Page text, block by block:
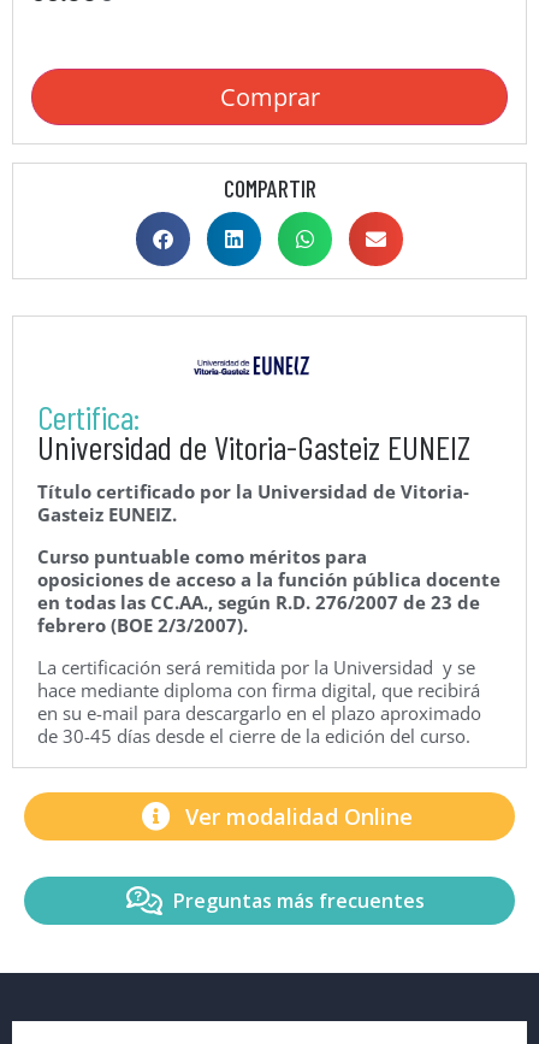
Comprar
COMPARTIR
Certifica:
Universidad de Vitoria-Gasteiz EUNEIZ
Título certificado por la Universidad de Vitoria-
Gasteiz EUNEIZ.
Curso puntuable como méritos para
oposiciones de acceso a la función pública docente
en todas las CC.AA., según R.D. 276/2007 de 23 de
febrero (BOE 2/3/2007).
La certificación será remitida por la Universidad y se
hace mediante diploma con firma digital, que recibirá
en su e-mail para descargarlo en el plazo aproximado
de 30-45 días desde el cierre de la edición del curso.
Ver modalidad Online
Preguntas más frecuentes